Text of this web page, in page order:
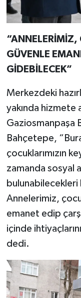
“ANNELERİMİZ,
GÜVENLE
GİDEBİLECEK”
Merkezdeki
yakında hizmete
Gaziosmanpaşa
Bahçetepe,
çocuklarımızın
zamanda sosyal
Annelerimiz,
emanet edip
içinde
dedi.